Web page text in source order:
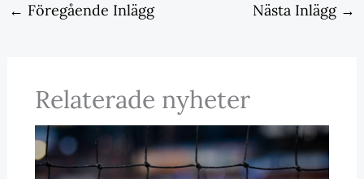
← Föregående Inlägg Nästa Inlägg →
Relaterade nyheter